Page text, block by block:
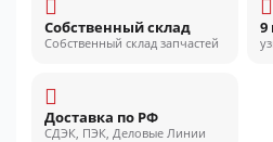
Собственный склад
Собственный склад запчастей
9
Доставка по РФ
СДЭК, ПЭК, Деловые Линии